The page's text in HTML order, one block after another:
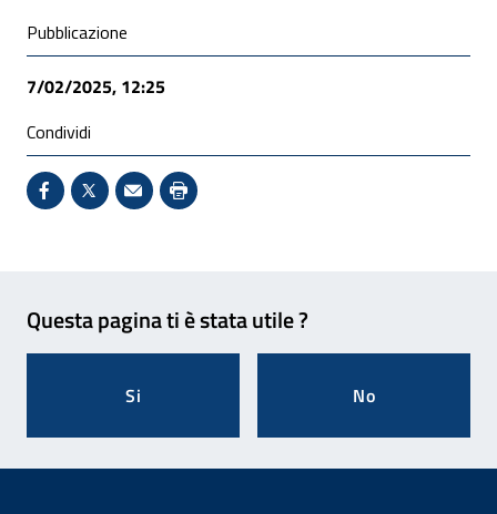
Condivisione social
Pubblicazione
7/02/2025, 12:25
Condividi
Condividi su Facebook - Sito esterno - Apertura in
X - Sito esterno - Apertura in nuova finestra
Invio Mail: apre il programma di posta
Stampa pagina: scelta meno
Questa pagina ti è stata utile ?
Si No